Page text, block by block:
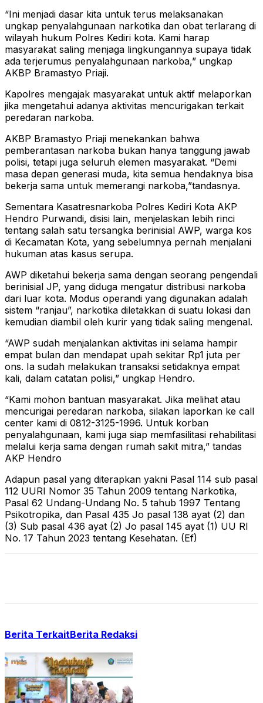
“Ini menjadi dasar kita untuk terus melaksanakan
ungkap penyalahgunaan narkotika dan obat terlarang di
wilayah hukum Polres Kediri kota. Kami harap
masyarakat saling menjaga lingkungannya supaya tidak
ada terjerumus penyalahgunaan narkoba,” ungkap
AKBP Bramastyo Priaji.
Kapolres mengajak masyarakat untuk aktif melaporkan
jika mengetahui adanya aktivitas mencurigakan terkait
peredaran narkoba.
AKBP Bramastyo Priaji menekankan bahwa
pemberantasan narkoba bukan hanya tanggung jawab
polisi, tetapi juga seluruh elemen masyarakat. “Demi
masa depan generasi muda, kita semua hendaknya bisa
bekerja sama untuk memerangi narkoba,”tandasnya.
Sementara Kasatresnarkoba Polres Kediri Kota AKP
Hendro Purwandi, disisi lain, menjelaskan lebih rinci
tentang salah satu tersangka berinisial AWP, warga kos
di Kecamatan Kota, yang sebelumnya pernah menjalani
hukuman atas kasus serupa.
AWP diketahui bekerja sama dengan seorang pengendali
berinisial JP, yang diduga mengatur distribusi narkoba
dari luar kota. Modus operandi yang digunakan adalah
sistem “ranjau”, narkotika diletakkan di suatu lokasi dan
kemudian diambil oleh kurir yang tidak saling mengenal.
“AWP sudah menjalankan aktivitas ini selama hampir
empat bulan dan mendapat upah sekitar Rp1 juta per
ons. Ia sudah melakukan transaksi setidaknya empat
kali, dalam catatan polisi,” ungkap Hendro.
“Kami mohon bantuan masyarakat. Jika melihat atau
mencurigai peredaran narkoba, silakan laporkan ke call
center kami di 0812-3125-1996. Untuk korban
penyalahgunaan, kami juga siap memfasilitasi rehabilitasi
melalui kerja sama dengan rumah sakit mitra,” tandas
AKP Hendro
Adapun pasal yang diterapkan yakni Pasal 114 sub pasal
112 UURI Nomor 35 Tahun 2009 tentang Narkotika,
Pasal 62 Undang-Undang No. 5 tahub 1997 Tentang
Psikotropika, dan Pasal 435 Jo pasal 138 ayat (2) dan
(3) Sub pasal 436 ayat (2) Jo pasal 145 ayat (1) UU RI
No. 17 Tahun 2023 tentang Kesehatan. (Ef)
Berita TerkaitBerita Redaksi